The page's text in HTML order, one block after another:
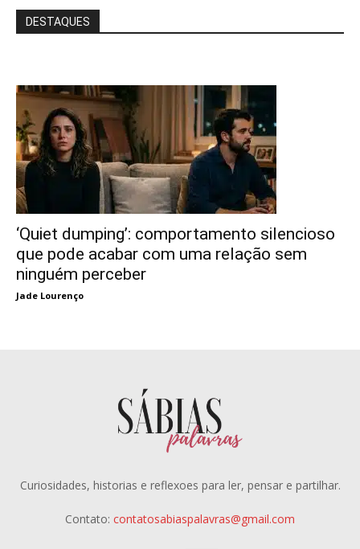
DESTAQUES
‘Quiet dumping’: comportamento silencioso
que pode acabar com uma relação sem
ninguém perceber
Jade Lourenço
Curiosidades, historias e reflexoes para ler, pensar e partilhar.
Contato: contatosabiaspalavras@gmail.com